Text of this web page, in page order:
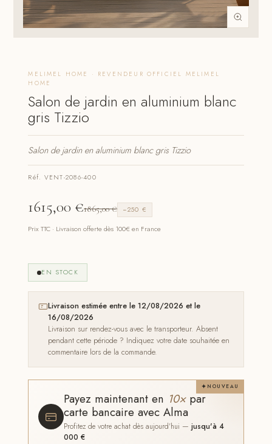
MELIMEL HOME · REVENDEUR OFFICIEL MELIMEL
HOME
Salon de jardin en aluminium blanc
gris Tizzio
Salon de jardin en aluminium blanc gris Tizzio
Réf. VENT-2086-400
1615,00 €1865,00€ −250 €
Prix TTC · Livraison offerte dès 100€ en France
EN STOCK
Livraison estimée entre le 12/08/2026 et le
16/08/2026
Livraison sur rendez-vous avec le transporteur. Absent
pendant cette période ? Indiquez votre date souhaitée en
commentaire lors de la commande.
NOUVEAU
Payez maintenant en 10×par
carte bancaire avec Alma
Profitez de votre achat dès aujourd'hui —jusqu'à 4
000 €